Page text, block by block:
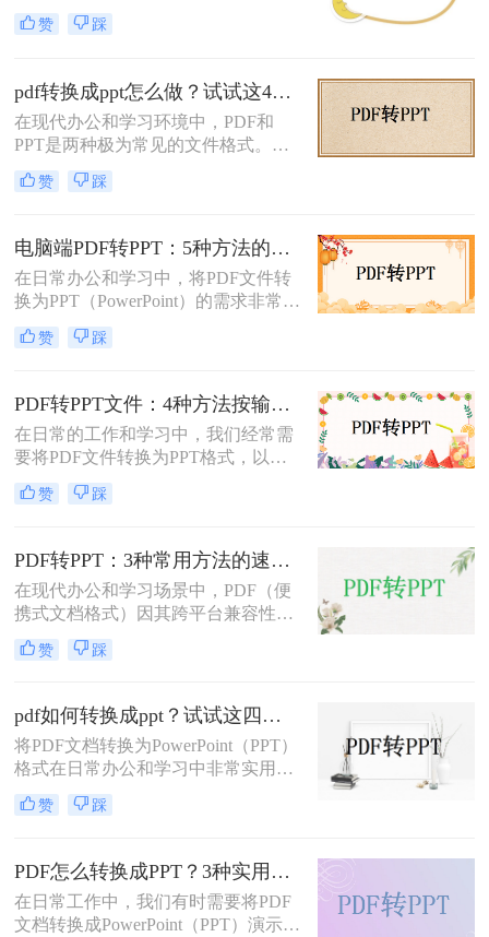
了更好地展示信息，还是为了便于编
辑内容，掌握几种有效的PDF转PPT
怎么转换呢？本文将介绍三种常用的
方法来实现这一转换。
赞 踩
pdf转换成ppt怎么做？试试这4个转换方法！
在现代办公和学习环境中，PDF和
PPT是两种极为常见的文件格式。
PDF文件因其出色的稳定性和兼容性
而被广泛用于文档分享和存储，而
睐。然而，有时我们需要将PDF转换
为PPT以便进行编辑和演示。那么pdf
转换成ppt怎么做呢？本文将详细介绍
几种将PDF转换为PPT的方法。
赞 踩
电脑端PDF转PPT：5种方法的安装配置和操作差异！
在日常办公和学习中，将PDF文件转
换为PPT（PowerPoint）的需求非常普
遍。无论是为了制作演示文稿、分享
资料还是教学用途，掌握高效的PDF
脑pdf如何转化为ppt呢？本文将详细
介绍五种将PDF转换成PPT的方法，
帮助您轻松应对各种需求。
赞 踩
PDF转PPT文件：4种方法按输出格式（pptx/ppt）和页数选择!
在日常的工作和学习中，我们经常需
要将PDF文件转换为PPT格式，以便
进行演示或编辑。那么如何将pdf转换
成ppt文件呢？本文将介绍四种常用的
赞 踩
PDF转PPT：3种常用方法的速度对比和适用文件类型！
在现代办公和学习场景中，PDF（便
携式文档格式）因其跨平台兼容性和
内容稳定性而广泛使用。然而，在某
些情况下，我们可能需要将PDF文件
以便于编辑、演示或分享。那么PDF
如何转ppt呢？本文将详细介绍几种常
用的PDF转PPT的方法。
赞 踩
pdf如何转换成ppt？试试这四种常用方法！
将PDF文档转换为PowerPoint（PPT）
格式在日常办公和学习中非常实用，
特别是在需要对内容进行编辑或演示
时。那么pdf如何转换成ppt呢？本文
赞 踩
PDF怎么转换成PPT？3种实用方法详解！
在日常工作中，我们有时需要将PDF
文档转换成PowerPoint（PPT）演示文